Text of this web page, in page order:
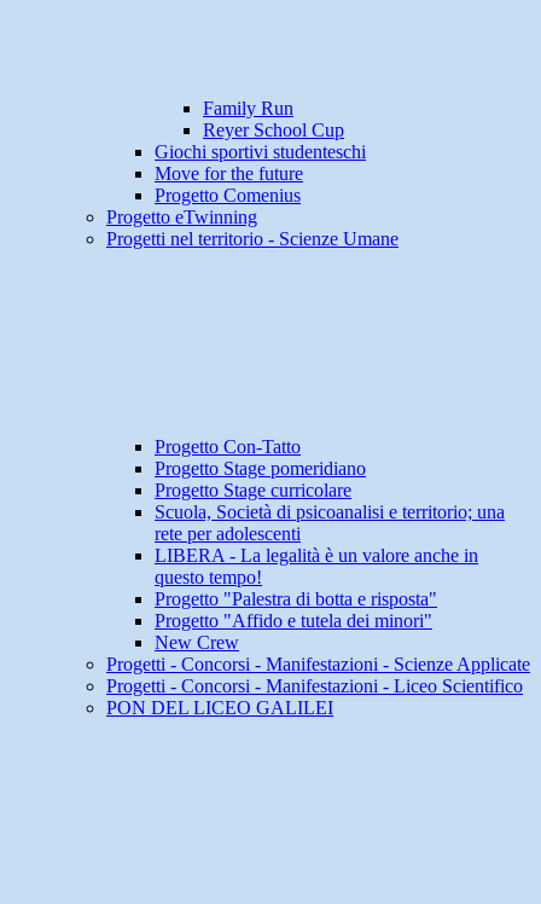
Family Run
Reyer School Cup
Giochi sportivi studenteschi
Move for the future
Progetto Comenius
Progetto eTwinning
Progetti nel territorio - Scienze Umane
Progetto Con-Tatto
Progetto Stage pomeridiano
Progetto Stage curricolare
Scuola, Società di psicoanalisi e territorio; una
rete per adolescenti
LIBERA - La legalità è un valore anche in
questo tempo!
Progetto "Palestra di botta e risposta"
Progetto "Affido e tutela dei minori"
New Crew
Progetti - Concorsi - Manifestazioni - Scienze Applicate
Progetti - Concorsi - Manifestazioni - Liceo Scientifico
PON DEL LICEO GALILEI